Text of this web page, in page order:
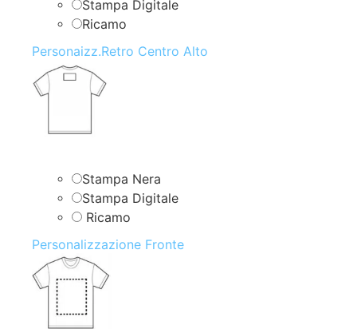
Stampa Digitale
Ricamo
Personaizz.Retro Centro Alto
Stampa Nera
Stampa Digitale
Ricamo
Personalizzazione Fronte